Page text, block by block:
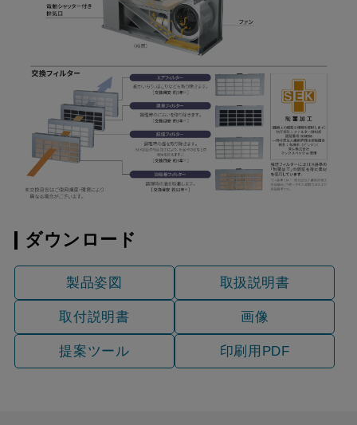
ダウンロード
製品姿図 取扱説明書
取付説明書 画像
提案ツール 印刷用PDF